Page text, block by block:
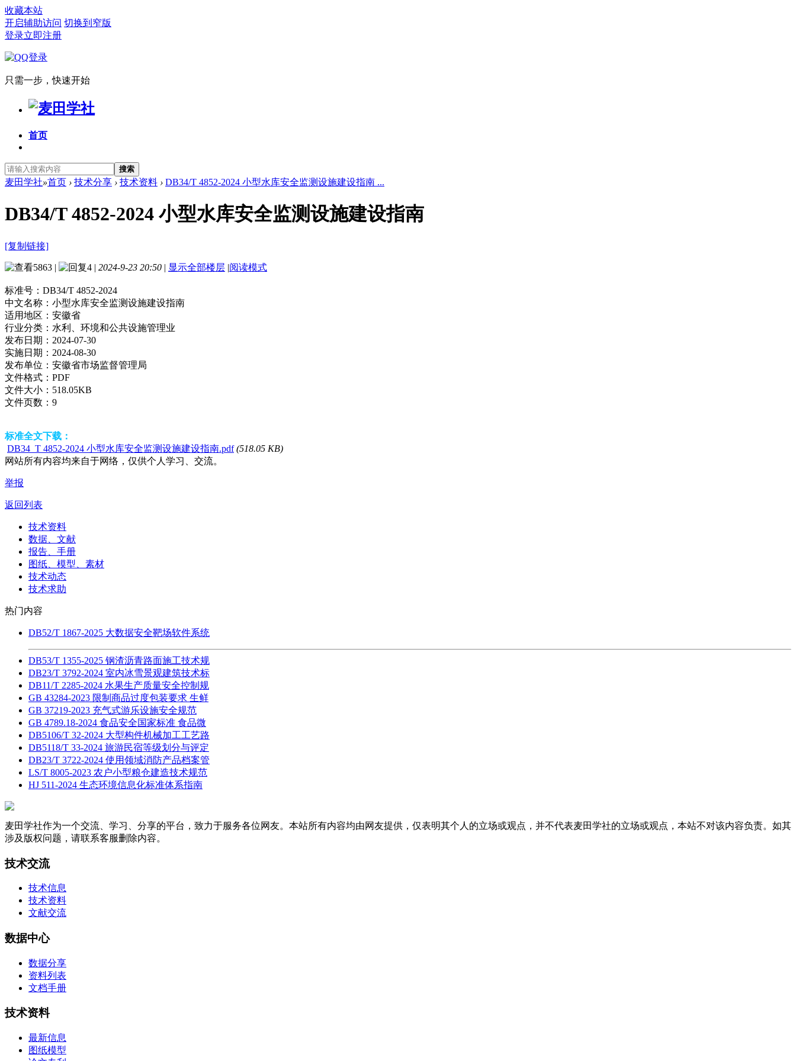
收藏本站
开启辅助访问 切换到窄版
登录立即注册
只需一步，快速开始
首页
搜索
麦田学社»首页 › 技术分享 › 技术资料 › DB34/T 4852-2024 小型水库安全监测设施建设指南 ...
DB34/T 4852-2024 小型水库安全监测设施建设指南
[复制链接]
5863 | 4 | 2024-9-23 20:50 | 显示全部楼层 |阅读模式
标准号： DB34/T 4852-2024
中文名称： 小型水库安全监测设施建设指南
适用地区： 安徽省
行业分类： 水利、环境和公共设施管理业
发布日期： 2024-07-30
实施日期： 2024-08-30
发布单位： 安徽省市场监督管理局
文件格式： PDF
文件大小： 518.05KB
文件页数： 9
标准全文下载：
DB34_T 4852-2024 小型水库安全监测设施建设指南.pdf (518.05 KB)
网站所有内容均来自于网络，仅供个人学习、交流。
举报
返回列表
技术资料
数据、文献
报告、手册
图纸、模型、素材
技术动态
技术求助
热门内容
DB52/T 1867-2025 大数据安全靶场软件系统
DB53/T 1355-2025 钢渣沥青路面施工技术规
DB23/T 3792-2024 室内冰雪景观建筑技术标
DB11/T 2285-2024 水果生产质量安全控制规
GB 43284-2023 限制商品过度包装要求 生鲜
GB 37219-2023 充气式游乐设施安全规范
GB 4789.18-2024 食品安全国家标准 食品微
DB5106/T 32-2024 大型构件机械加工工艺路
DB5118/T 33-2024 旅游民宿等级划分与评定
DB23/T 3722-2024 使用领域消防产品档案管
LS/T 8005-2023 农户小型粮仓建造技术规范
HJ 511-2024 生态环境信息化标准体系指南
麦田学社作为一个交流、学习、分享的平台，致力于服务各位网友。本站所有内容均由网友提供，仅表明其个人的立场或观点，并不代表麦田学社的立场或观点，本站不对该内容负责。如其
涉及版权问题，请联系客服删除内容。
技术交流
技术信息
技术资料
文献交流
数据中心
数据分享
资料列表
文档手册
技术资料
最新信息
图纸模型